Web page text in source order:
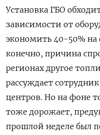
Установка ГБО
зависимости от
экономить 40-50%
конечно, причина
регионах другое
рассуждает
центров. Но на фоне
тоже дорожает,
прошлой неделе был